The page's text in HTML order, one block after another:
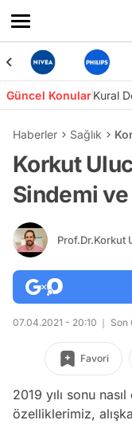
Güncel KonularKural
Haberler Sağlık
Korkut
Sindemi
Prof.Dr.Korkut
07.04.2021 - 20:10 Son
Favori
2019 yılı sonu
özelliklerimiz,